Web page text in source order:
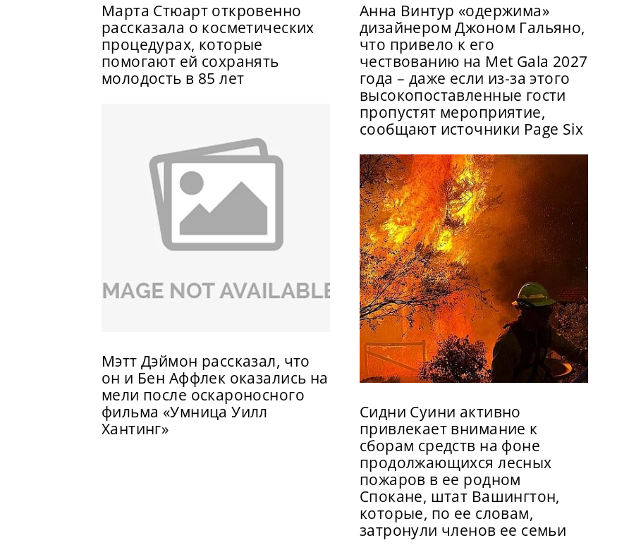
Марта Стюарт откровенно
рассказала о косметических
процедурах, которые
помогают ей сохранять
молодость в 85 лет
Мэтт Дэймон рассказал, что
он и Бен Аффлек оказались на
мели после оскароносного
фильма «Умница Уилл
Хантинг»
Анна Винтур «одержима»
дизайнером Джоном Гальяно,
что привело к его
чествованию на Met Gala 2027
года – даже если из-за этого
высокопоставленные гости
пропустят мероприятие,
сообщают источники Page Six
Сидни Суини активно
привлекает внимание к
сборам средств на фоне
продолжающихся лесных
пожаров в ее родном
Спокане, штат Вашингтон,
которые, по ее словам,
затронули членов ее семьи